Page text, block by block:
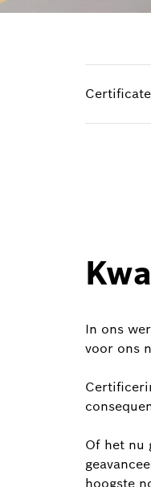
In ons
voor ons
Of het nu
hoogste